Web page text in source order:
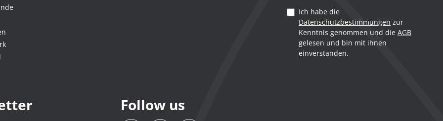
Follow us
Ich habe die
Datenschutzbestimmungen zur
Kenntnis genommen und die AGB
gelesen und bin mit ihnen
einverstanden.